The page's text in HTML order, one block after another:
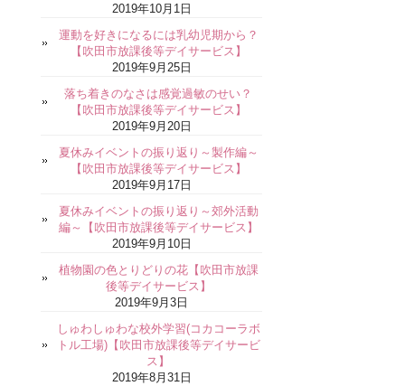
2019年10月1日
運動を好きになるには乳幼児期から？
【吹田市放課後等デイサービス】
2019年9月25日
落ち着きのなさは感覚過敏のせい？
【吹田市放課後等デイサービス】
2019年9月20日
夏休みイベントの振り返り～製作編～
【吹田市放課後等デイサービス】
2019年9月17日
夏休みイベントの振り返り～郊外活動
編～【吹田市放課後等デイサービス】
2019年9月10日
植物園の色とりどりの花【吹田市放課
後等デイサービス】
2019年9月3日
しゅわしゅわな校外学習(コカコーラボ
トル工場)【吹田市放課後等デイサービ
ス】
2019年8月31日